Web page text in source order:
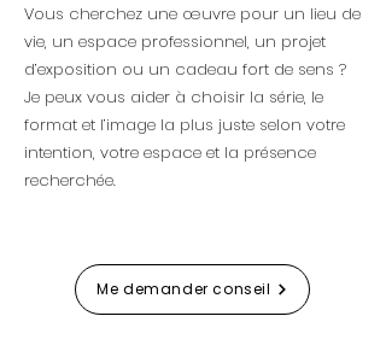
Vous cherchez une œuvre pour un lieu de
vie, un espace professionnel, un projet
d’exposition ou un cadeau fort de sens ?
Je peux vous aider à choisir la série, le
format et l’image la plus juste selon votre
intention, votre espace et la présence
recherchée.
Me demander conseil